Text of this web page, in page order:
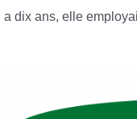
a dix ans, elle